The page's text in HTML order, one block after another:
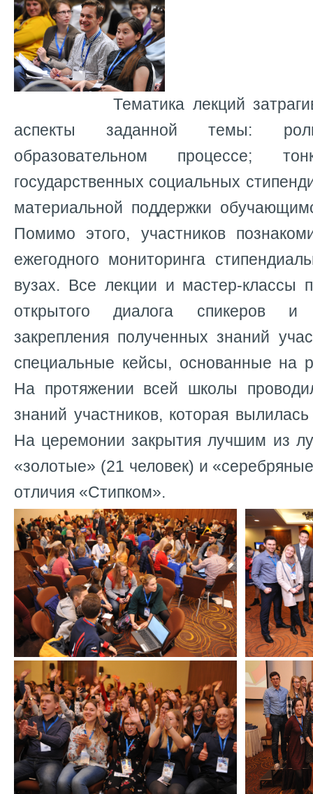
Тематика лекций
аспекты заданной темы:
образовательном процессе;
государственных социальных
материальной поддержки
Помимо этого, участников
ежегодного мониторинга
вузах. Все лекции и мастер-классы
открытого диалога спикеров
закрепления полученных знаний
специальные кейсы, основанные на
На протяжении всей школы
знаний участников, которая
На церемонии закрытия лучшим из
«золотые» (21 человек) и
отличия «Стипком».